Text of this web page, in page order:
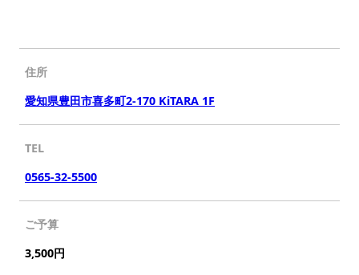
住所
愛知県豊田市喜多町2-170 KiTARA 1F
TEL
0565-32-5500
ご予算
3,500円